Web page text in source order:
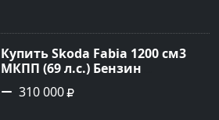
Авторынок23
Купить Skoda Fabia 1200 см3
МКПП (69 л.с.) Бензин
инжектор в Кропоткин: цвет
черный Хетчбэк 2010 года по
310 000